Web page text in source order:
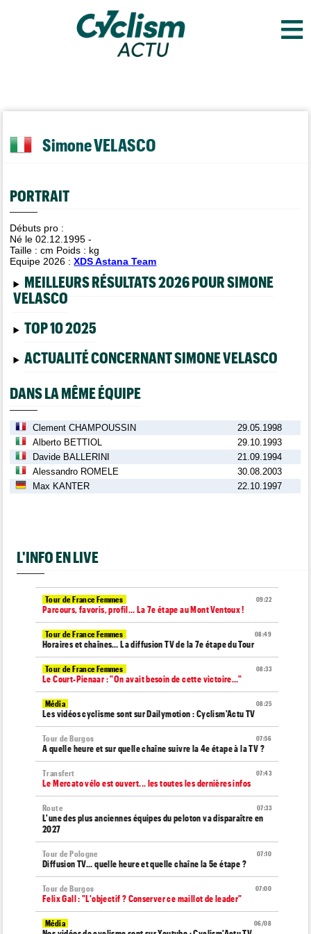
≡
Simone VELASCO
PORTRAIT
Débuts pro :
Né le 02.12.1995 -
Taille :cm Poids : kg
Equipe 2026 :XDS Astana Team
MEILLEURS RÉSULTATS 2026 POUR SIMONE
VELASCO
TOP 10 2025
ACTUALITÉ CONCERNANT SIMONE VELASCO
DANS LA MÊME ÉQUIPE
Clement CHAMPOUSSIN
29.05.1998
Alberto BETTIOL
29.10.1993
Davide BALLERINI
21.09.1994
Alessandro ROMELE
30.08.2003
Max KANTER
22.10.1997
L'INFO EN LIVE
09:22
Tour de France Femmes
Parcours, favoris, profil… La 7e étape au Mont Ventoux !
08:49
Tour de France Femmes
Horaires et chaînes… La diffusion TV de la 7e étape du Tour
08:33
Tour de France Femmes
Le Court-Pienaar : "On avait besoin de cette victoire..."
08:25
Média
Les vidéos cyclisme sont sur Dailymotion : Cyclism'Actu TV
07:56
Tour de Burgos
A quelle heure et sur quelle chaîne suivre la 4e étape à la TV ?
07:43
Transfert
Le Mercato vélo est ouvert... les toutes les dernières infos
07:33
Route
L'une des plus anciennes équipes du peloton va disparaître en
2027
07:10
Tour de Pologne
Diffusion TV... quelle heure et quelle chaîne la 5e étape ?
07:00
Tour de Burgos
Felix Gall : "L'objectif ? Conserver ce maillot de leader"
06/08
Média